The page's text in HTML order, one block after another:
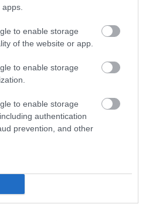
to enable storage
of the website or app.
to enable storage
to enable storage
authentication
prevention, and other